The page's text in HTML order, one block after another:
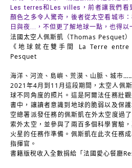
Les terres和Les villes，前者讓我們看
顏色之多令人驚奇，後者從太空看城市
日與夜...，不但更了解地球一點，也得以
法國太空人佩斯凱（Thomas Pesquet
《地球就在雙手間 La Terre
Pesquet
海洋、河流、島嶼、荒漠、山脈、城市
2021年4月到11月這段期間，太空人佩
球不同角度的照片。這是阿爾法任務壯
書中，讓讀者意識到地球的脆弱以及保
空總署派發任務的佩斯凱在外太空度過
索外太空，並參與了兩百多個科學實驗
火星的任務作準備。佩斯凱在此次任務
指揮官。
書籍版稅收入全數捐給「法國愛心餐廳